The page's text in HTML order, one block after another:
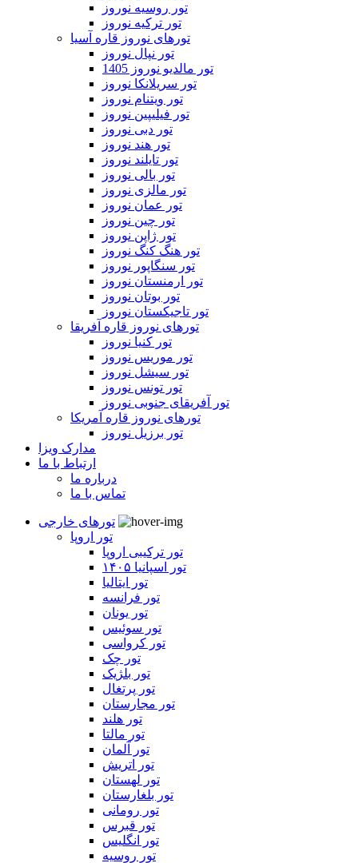
تور روسیه نوروز
تور ترکیه نوروز
تورهای نوروز قاره آسیا
تور نپال نوروز
تور مالدیو نوروز 1405
تور سریلانکا نوروز
تور ویتنام نوروز
تور فیلیپین نوروز
تور دبی نوروز
تور هند نوروز
تور تایلند نوروز
تور بالی نوروز
تور مالزی نوروز
تور عمان نوروز
تور چین نوروز
تور ژاپن نوروز
تور هنگ کنگ نوروز
تور سنگاپور نوروز
تور ارمنستان نوروز
تور بوتان نوروز
تور تاجیکستان نوروز
تورهای نوروز قاره آفریقا
تور کنیا نوروز
تور موریس نوروز
تور سیشل نوروز
تور تونس نوروز
تور آفریقای جنوبی نوروز
تورهای نوروز قاره آمریکا
تور برزیل نوروز
مدارک ویزا
ارتباط با ما
درباره ما
تماس با ما
تورهای خارجی
تور اروپا
تور ترکیبی اروپا
تور اسپانیا ۱۴۰۵
تور ایتالیا
تور فرانسه
تور یونان
تور سوئیس
تور کرواسی
تور چک
تور بلژیک
تور پرتغال
تور مجارستان
تور هلند
تور مالتا
تور آلمان
تور اتریش
تور لهستان
تور بلغارستان
تور رومانی
تور قبرس
تور انگلیس
تور روسیه